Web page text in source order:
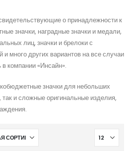
о принадлежности к
значки, наградные значки и медали,
лиц, значки и брелоки с
и много других вариантов на все случаи
компании «Инсайн».
значки для небольших
так и сложные оригинальные изделия,